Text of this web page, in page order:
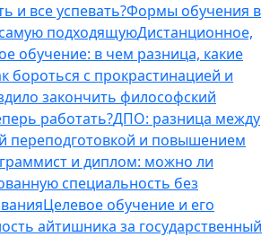
и все успевать?Формы обучения в
подходящуюДистанционное,
обучение: в чем разница, какие
бороться с прокрастинацией и
закончить философский
работать?ДПО: разница между
переподготовкой и повышением
и диплом: можно ли
специальность без
Целевое обучение и его
айтишника за государственный